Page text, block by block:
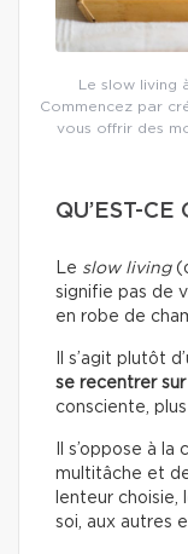
Le slow living
Commencez par
vous offrir des
QU’EST-
Le slow living
signifie pas de
en robe de
Il s’agit plutôt
se recentrer sur
consciente,
Il s’oppose à
multitâche et
lenteur choisie,
soi, aux autres